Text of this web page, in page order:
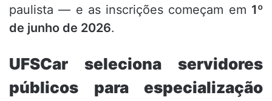
paulista — e as inscrições começam em 1º
de junho de 2026.
UFSCar seleciona servidores
públicos para especialização